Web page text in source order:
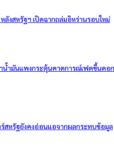
งสหรัฐฯ เปิดฉากถล่มอิหร่านรอบใหม่
น้ำมันแพงกระตุ้นคาดการณ์เฟดขึ้นดอ
สหรัฐยังคงอ่อนแอจากผลกระทบข้อมูล